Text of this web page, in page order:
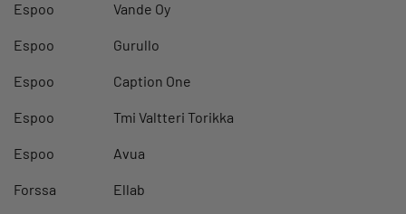
Espoo Vande Oy
Espoo Gurullo
Espoo Caption One
Espoo Tmi Valtteri Torikka
Espoo Avua
Forssa Ellab